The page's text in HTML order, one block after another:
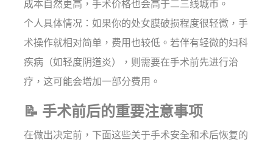
成本自然更高，手术价格也会高于二三线城市。
个人具体情况：如果你的处女膜破损程度很轻微，手
术操作就相对简单，费用也较低。若伴有轻微的妇科
疾病（如轻度阴道炎），则需要在手术前先进行治
疗，这可能会增加一部分费用。
📝 手术前后的重要注意事项
在做出决定前，下面这些关于手术安全和术后恢复的